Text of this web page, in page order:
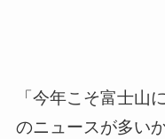
「今年こそ富士山
のニュースが多い